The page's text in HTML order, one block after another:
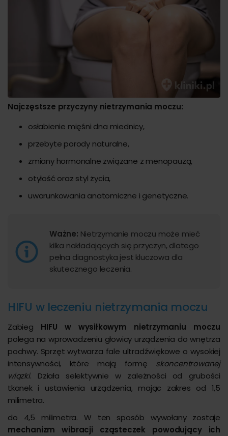
Najczęstsze przyczyny nietrzymania moczu:
osłabienie mięśni dna miednicy,
przebyte porody naturalne,
zmiany hormonalne związane z menopauzą,
otyłość oraz styl życia,
uwarunkowania anatomiczne i genetyczne.
Ważne: Nietrzymanie moczu może mieć
kilka nakładających się przyczyn, dlatego
pełna diagnostyka jest kluczowa dla
skutecznego leczenia.
HIFU w leczeniu nietrzymania moczu
Zabieg HIFU w wysiłkowym nietrzymaniu moczu
polega na wprowadzeniu głowicy urządzenia do wnętrza
pochwy. Sprzęt wytwarza fale ultradźwiękowe o wysokiej
intensywności, które mają formę skoncentrowanej
wiązki. Działa selektywnie w zależności od grubości
tkanek i ustawienia urządzenia, mając zakres od 1,5
milimetra.
do 4,5 milimetra. W ten sposób wywołany zostaje
mechanizm wibracji cząsteczek powodujący ich